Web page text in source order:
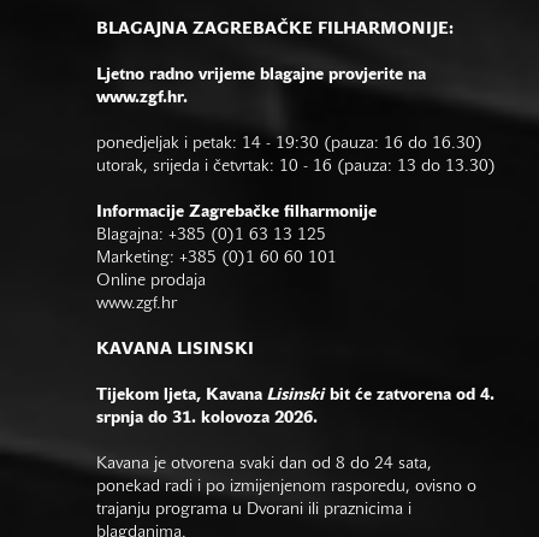
BLAGAJNA ZAGREBAČKE FILHARMONIJE:
Ljetno radno vrijeme blagajne provjerite na
www.zgf.hr.
ponedjeljak i petak: 14 - 19:30 (pauza: 16 do 16.30)
utorak, srijeda i četvrtak: 10 - 16 (pauza: 13 do 13.30)
Informacije Zagrebačke filharmonije
Blagajna: +385 (0)1 63 13 125
Marketing: +385 (0)1 60 60 101
Online prodaja
www.zgf.hr
KAVANA LISINSKI
Tijekom ljeta, Kavana Lisinski bit će zatvorena od 4.
srpnja do 31. kolovoza 2026.
Kavana je otvorena svaki dan od 8 do 24 sata,
ponekad radi i po izmijenjenom rasporedu, ovisno o
trajanju programa u Dvorani ili praznicima i
blagdanima.